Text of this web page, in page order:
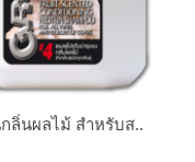
ลิ่นผลไม้ สำหรับส..